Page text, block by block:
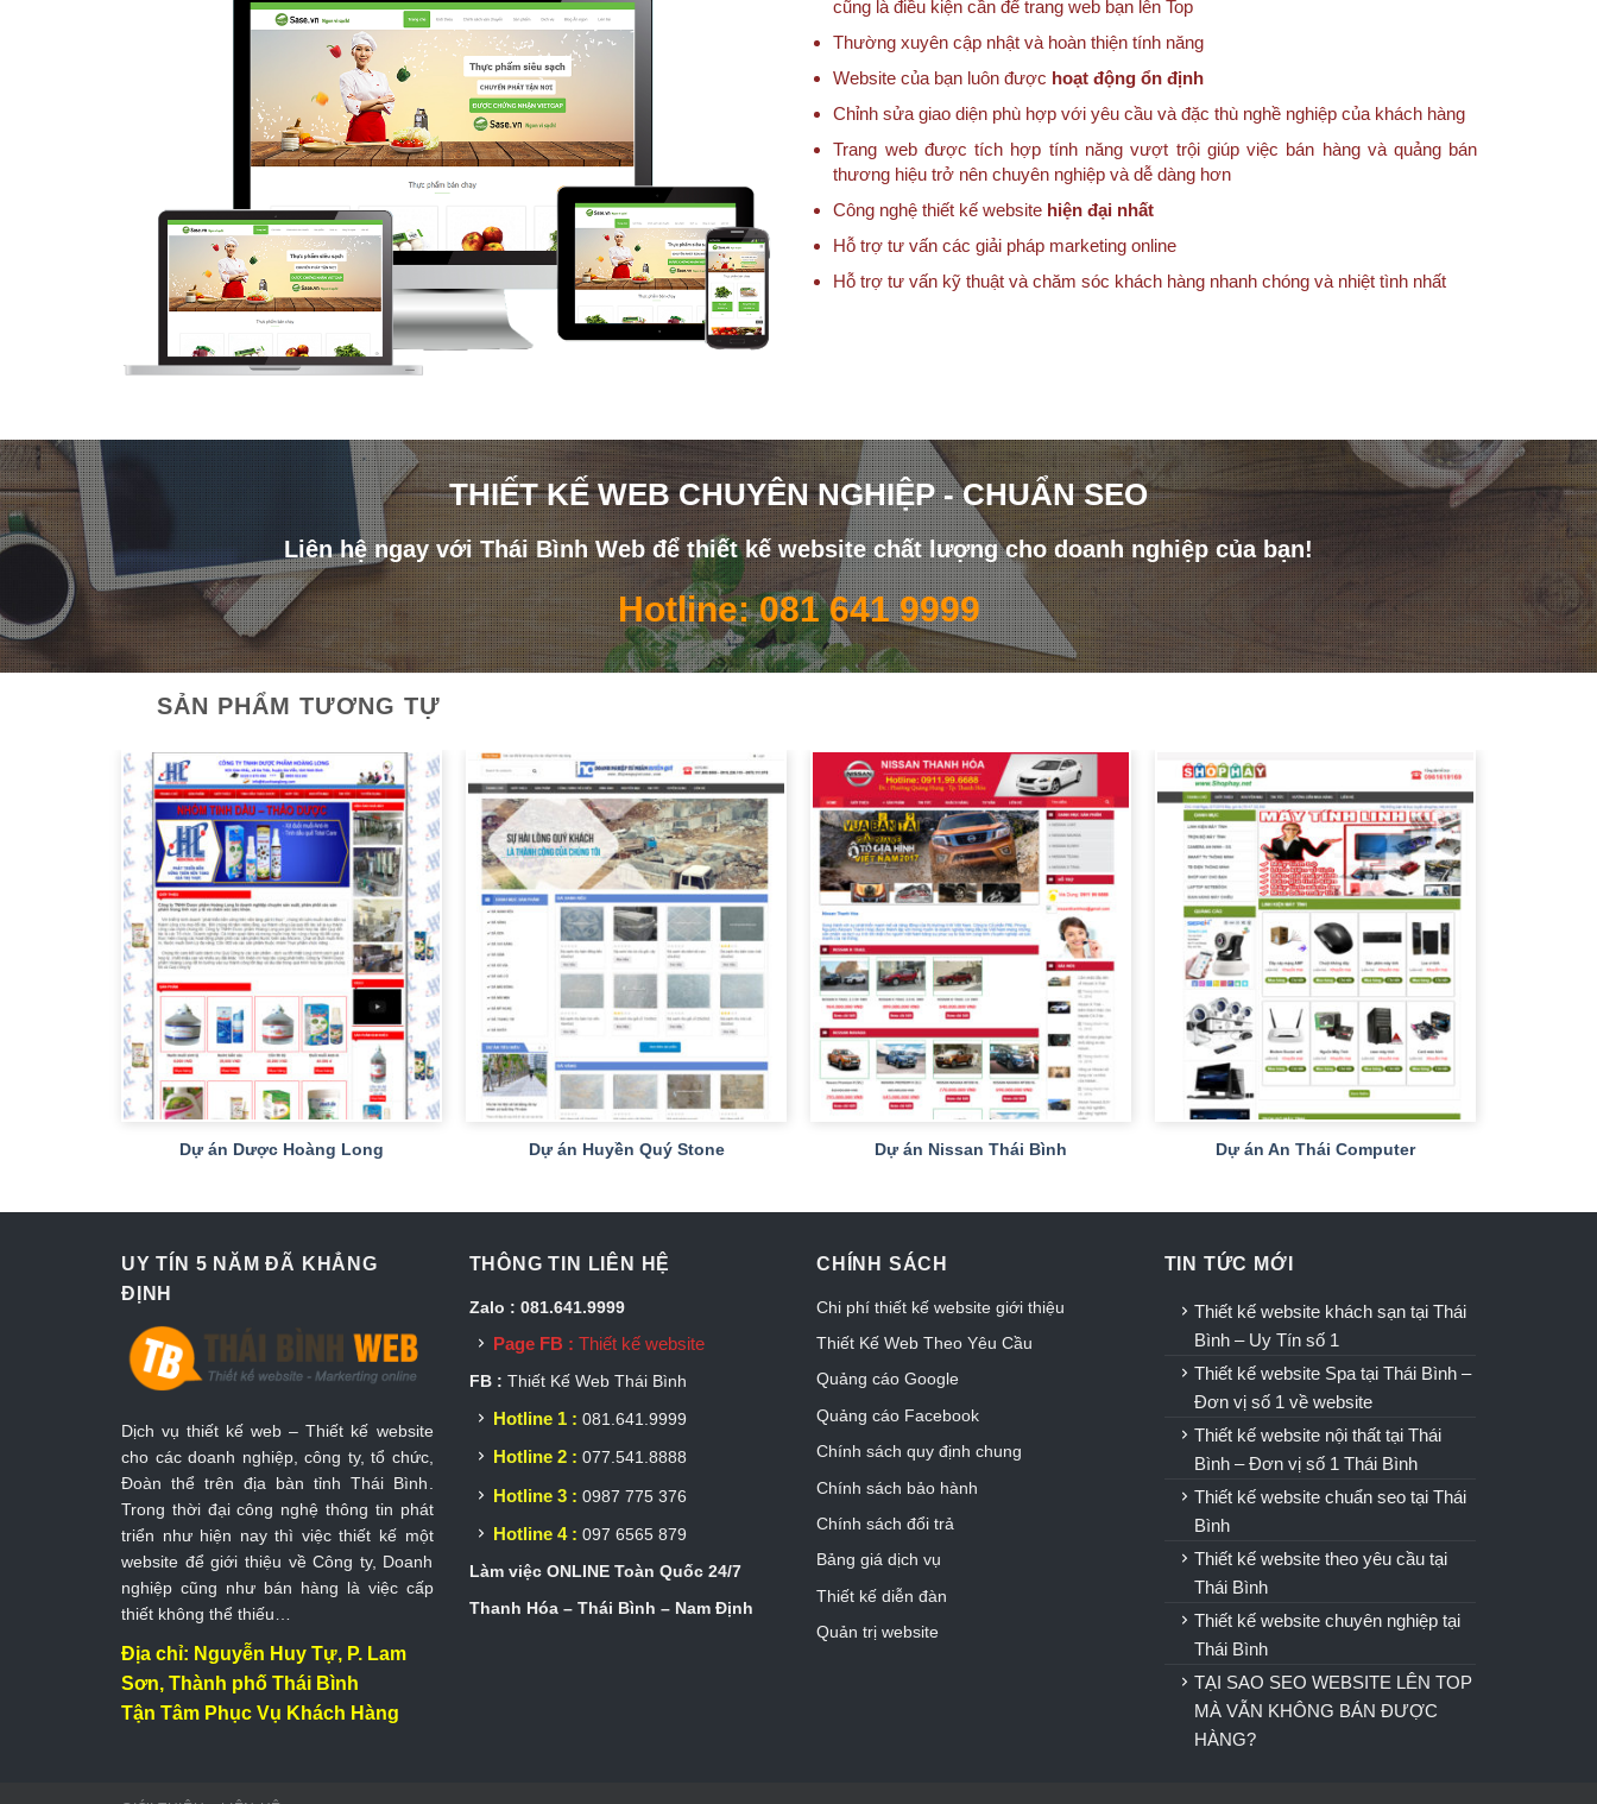
cũng là điều kiện cần để trang web bạn lên Top
Thường xuyên cập nhật và hoàn thiện tính năng
Website của bạn luôn được hoạt động ổn định
Chỉnh sửa giao diện phù hợp với yêu cầu và đặc thù nghề nghiệp của khách hàng
Trang web được tích hợp tính năng vượt trội giúp việc bán hàng và quảng bán
thương hiệu trở nên chuyên nghiệp và dễ dàng hơn
Công nghệ thiết kế website hiện đại nhất
Hỗ trợ tư vấn các giải pháp marketing online
Hỗ trợ tư vấn kỹ thuật và chăm sóc khách hàng nhanh chóng và nhiệt tình nhất
THIẾT KẾ WEB CHUYÊN NGHIỆP - CHUẨN SEO
Liên hệ ngay với Thái Bình Web để thiết kế website chất lượng cho doanh nghiệp của bạn!
Hotline: 081 641 9999
SẢN PHẨM TƯƠNG TỰ
Dự án Dược Hoàng Long
+
Dự án Huyền Quý Stone
+
Dự án Nissan Thái Bình
+
Dự án An Thái Computer
UY TÍN 5 NĂM ĐÃ KHẲNG
ĐỊNH
Dịch vụ thiết kế web – Thiết kế website
cho các doanh nghiệp, công ty, tổ chức,
Đoàn thể trên địa bàn tỉnh Thái Bình.
Trong thời đại công nghệ thông tin phát
triển như hiện nay thì việc thiết kế một
website để giới thiệu về Công ty, Doanh
nghiệp cũng như bán hàng là việc cấp
thiết không thể thiếu…
Địa chỉ: Nguyễn Huy Tự, P. Lam
Sơn, Thành phố Thái Bình
Tận Tâm Phục Vụ Khách Hàng
THÔNG TIN LIÊN HỆ
Zalo : 081.641.9999
Page FB : Thiết kế website
FB : Thiết Kế Web Thái Bình
Hotline 1 : 081.641.9999
Hotline 2 : 077.541.8888
Hotline 3 : 0987 775 376
Hotline 4 : 097 6565 879
Làm việc ONLINE Toàn Quốc 24/7
Thanh Hóa – Thái Bình – Nam Định
CHÍNH SÁCH
Chi phí thiết kế website giới thiệu
Thiết Kế Web Theo Yêu Cầu
Quảng cáo Google
Quảng cáo Facebook
Chính sách quy định chung
Chính sách bảo hành
Chính sách đổi trả
Bảng giá dịch vụ
Thiết kế diễn đàn
Quản trị website
TIN TỨC MỚI
Thiết kế website khách sạn tại Thái
Bình – Uy Tín số 1
Thiết kế website Spa tại Thái Bình –
Đơn vị số 1 về website
Thiết kế website nội thất tại Thái
Bình – Đơn vị số 1 Thái Bình
Thiết kế website chuẩn seo tại Thái
Bình
Thiết kế website theo yêu cầu tại
Thái Bình
Thiết kế website chuyên nghiệp tại
Thái Bình
TẠI SAO SEO WEBSITE LÊN TOP
MÀ VẪN KHÔNG BÁN ĐƯỢC
HÀNG?